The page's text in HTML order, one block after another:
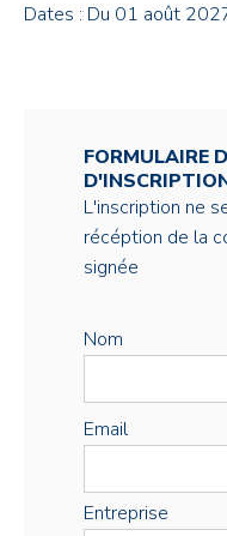
Dates : Du 01 août
FORMULAIRE
L'inscription ne
récéption de la
signée
Nom
Email
Entreprise